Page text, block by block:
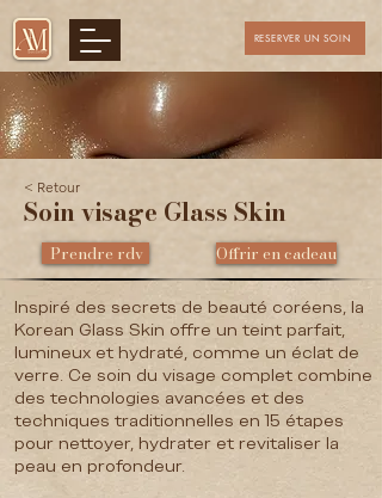
RESERVER UN SOIN
< Retour
Soin visage Glass Skin
Prendre rdv Offrir en cadeau
Inspiré des secrets de beauté coréens, la
Korean Glass Skin offre un teint parfait,
lumineux et hydraté, comme un éclat de
verre. Ce soin du visage complet combine
des technologies avancées et des
techniques traditionnelles en 15 étapes
pour nettoyer, hydrater et revitaliser la
peau en profondeur.